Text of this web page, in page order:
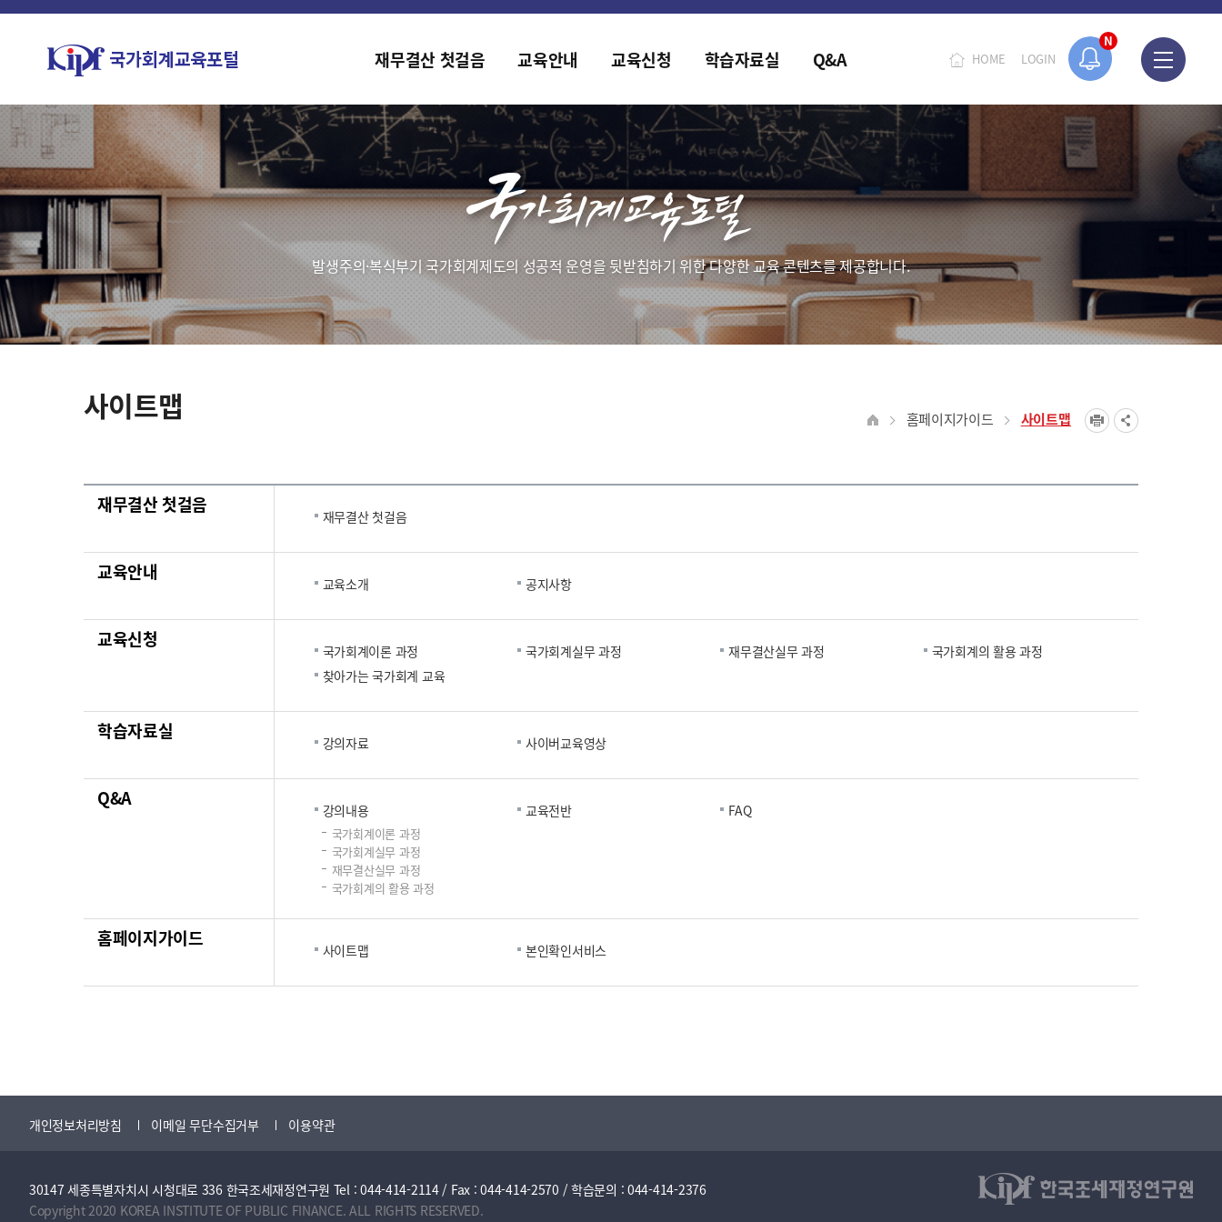
N
홈페이지가 새롭게 개편되었습니다.
HOME LOGIN
재무결산 첫걸음 교육안내 교육신청 학습자료실 Q&A
발생주의·복식부기 국가회계제도의 성공적 운영을 뒷받침하기 위한 다양한 교육 콘텐츠를 제공합니다.
사이트맵 홈페이지가이드 사이트맵
재무결산 첫걸음
재무결산 첫걸음
교육안내
교육소개 공지사항
교육신청
국가회계이론 과정 국가회계실무 과정 재무결산실무 과정
국가회계의 활용 과정
찾아가는 국가회계 교육
학습자료실
강의자료 사이버교육영상
Q&A
강의내용
국가회계이론 과정
국가회계실무 과정
재무결산실무 과정
국가회계의 활용 과정
교육전반 FAQ
홈페이지가이드
사이트맵 본인확인서비스
개인정보처리방침 이메일 무단수집거부 이용약관
30147 세종특별자치시 시청대로 336 한국조세재정연구원 Tel : 044-414-2114 / Fax : 044-414-2570 / 학습문의 : 044-414-2376
Copyright 2020 KOREA INSTITUTE OF PUBLIC FINANCE. ALL RIGHTS RESERVED.